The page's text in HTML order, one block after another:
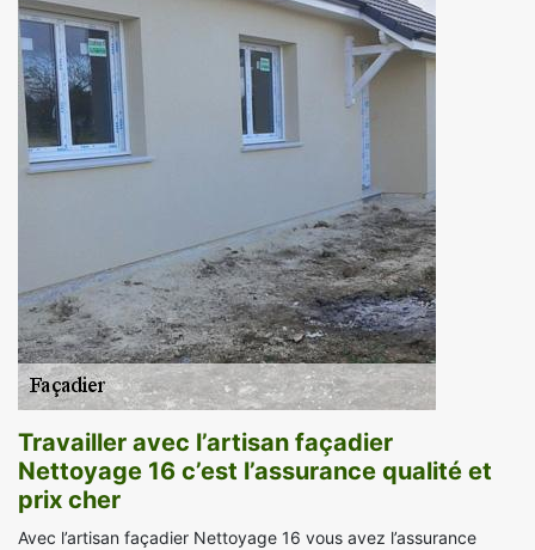
Travailler avec l’artisan façadier
Nettoyage 16 c’est l’assurance qualité et
prix cher
Avec l’artisan façadier Nettoyage 16 vous avez l’assurance